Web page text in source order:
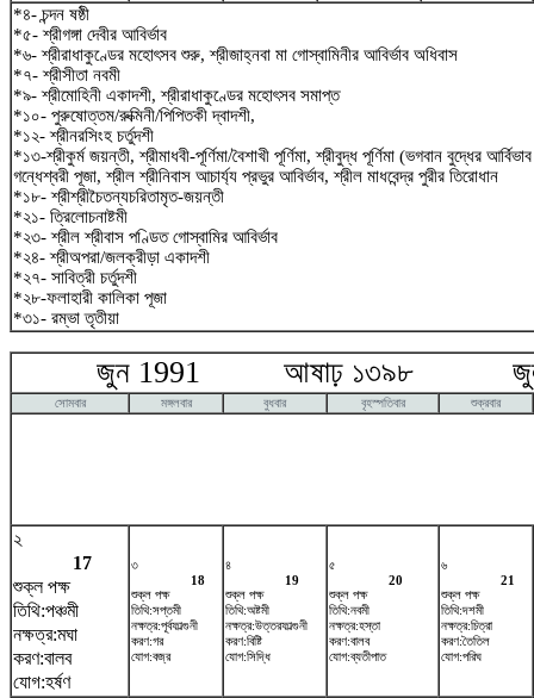
*৪- চন্দন ষষ্ঠী
*৫- শ্রীগঙ্গা দেবীর আবির্ভাব
*৬- শ্রীরাধাকুণ্ডের মহোৎসব শুরু, শ্রীজাহ্নবা মা গোস্বামিনীর আবির্ভাব অধিবাস
*৭- শ্রীসীতা নবমী
*৯- শ্রীমোহিনী একাদশী, শ্রীরাধাকুণ্ডের মহোৎসব সমাপ্ত
*১০- পুরুষোত্তম/রুক্মিনী/পিপিতকী দ্বাদশী,
*১২- শ্রীনরসিংহ চর্তুদশী
*১৩-শ্রীকুর্ম জয়ন্তী, শ্রীমাধবী-পূর্ণিমা/বৈশাখী পূর্ণিমা, শ্রীবুদ্ধ পূর্ণিমা (ভগবান বুদ্ধের
গন্ধেশ্বরী পূজা, শ্রীল শ্রীনিবাস আচার্য্য প্রভুর আবির্ভাব, শ্রীল মাধবেন্দ্র পুরীর তিরোধান
*১৮- শ্রীশ্রীচৈতন্যচরিতামৃত-জয়ন্তী
*২১- ত্রিলোচনাষ্টমী
*২৩- শ্রীল শ্রীবাস পণ্ডিত গোস্বামির আবির্ভাব
*২৪- শ্রীঅপরা/জলক্রীড়া একাদশী
*২৭- সাবিত্রী চর্তুদশী
*২৮-ফলাহারী কালিকা পূজা
*৩১- রম্ভা তৃতীয়া
জুন 1991 আষাঢ় ১৩৯৮
সোমবার মঙ্গলবার বুধবার বৃহস্পতিবার শুক্রবার
২
17
শুক্ল পক্ষ
তিথি:পঞ্চমী
নক্ষত্র:মঘা
করণ:বালব
যোগ:হর্ষণ
৩
18
শুক্ল পক্ষ
তিথি:সপ্তমী
নক্ষত্র:পূর্বফাল্গুনী
করণ:গর
যোগ:বজ্র
৪
19
শুক্ল পক্ষ
তিথি:অষ্টমী
নক্ষত্র:উত্তরফাল্গুনী
করণ:বিষ্টি
যোগ:সিদ্ধি
৫
20
শুক্ল পক্ষ
তিথি:নবমী
নক্ষত্র:হস্তা
করণ:বালব
যোগ:ব্যতীপাত
৬
21
শুক্ল পক্ষ
তিথি:দশমী
নক্ষত্র:চিত্রা
করণ:তৈতিল
যোগ:পরিঘ